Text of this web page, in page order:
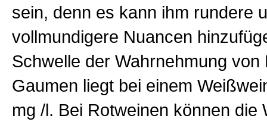
sein, denn es kann ihm rundere
vollmundigere Nuancen
Schwelle der Wahrnehmung von
Gaumen liegt bei einem
mg /l. Bei Rotweinen können die